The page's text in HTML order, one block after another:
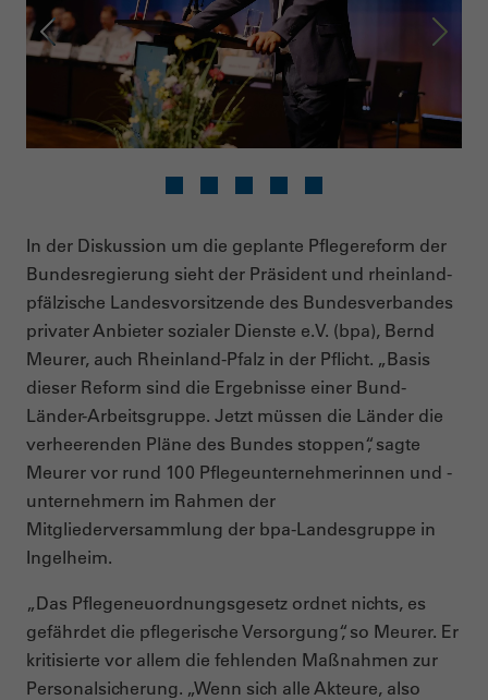
Vorheriges Bild
In der Diskussion um die geplante Pflegereform der
Bundesregierung sieht der Präsident und rheinland-
pfälzische Landesvorsitzende des Bundesverbandes
privater Anbieter sozialer Dienste e.V. (bpa), Bernd
Meurer, auch Rheinland-Pfalz in der Pflicht. „Basis
dieser Reform sind die Ergebnisse einer Bund-
Länder-Arbeitsgruppe. Jetzt müssen die Länder die
verheerenden Pläne des Bundes stoppen“, sagte
Meurer vor rund 100 Pflegeunternehmerinnen und -
unternehmern im Rahmen der
Mitgliederversammlung der bpa-Landesgruppe in
Ingelheim.
„Das Pflegeneuordnungsgesetz ordnet nichts, es
gefährdet die pflegerische Versorgung“, so Meurer. Er
kritisierte vor allem die fehlenden Maßnahmen zur
Personalsicherung. „Wenn sich alle Akteure, also